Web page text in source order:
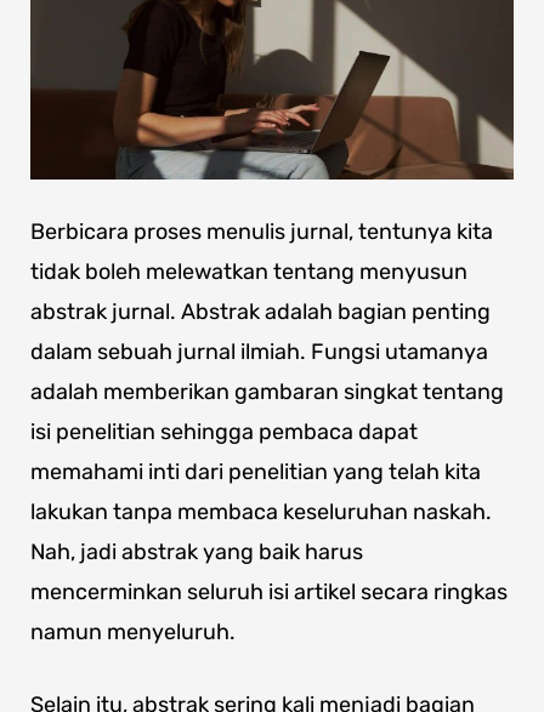
Berbicara proses menulis jurnal, tentunya kita
tidak boleh melewatkan tentang menyusun
abstrak jurnal. Abstrak adalah bagian penting
dalam sebuah jurnal ilmiah. Fungsi utamanya
adalah memberikan gambaran singkat tentang
isi penelitian sehingga pembaca dapat
memahami inti dari penelitian yang telah kita
lakukan tanpa membaca keseluruhan naskah.
Nah, jadi abstrak yang baik harus
mencerminkan seluruh isi artikel secara ringkas
namun menyeluruh.
Selain itu, abstrak sering kali menjadi bagian